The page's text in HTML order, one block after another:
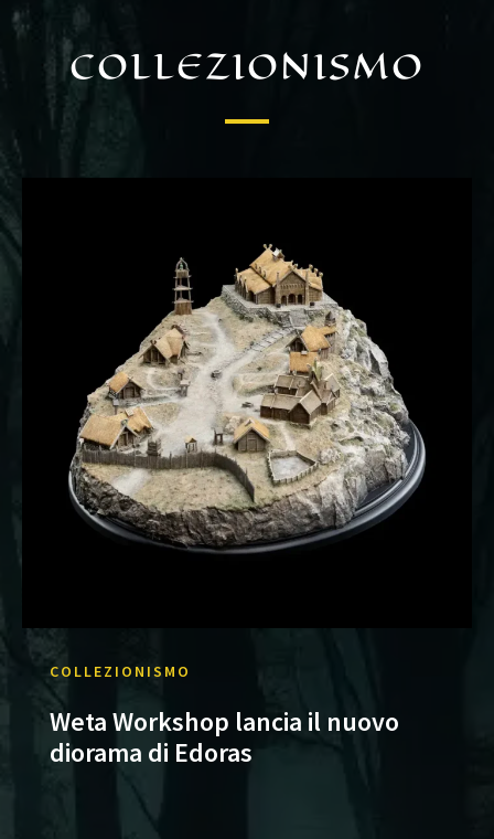
COLLEZIONISMO
COLLEZIONISMO
Weta Workshop lancia il nuovo
diorama di Edoras